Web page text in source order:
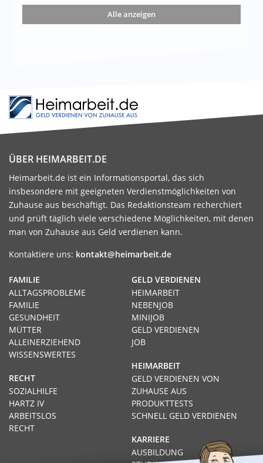
die 15 besten Möglichkeiten
Alle anzeigen
ÜBER HEIMARBEIT.DE
Heimarbeit.de ist ein Informationsportal, das sich
insbesondere mit geeigneten Verdienstmöglichkeiten von
Zuhause aus beschäftigt. Das Redaktionsteam recherchiert
und prüft täglich viele verschiedene Möglichkeiten, mit denen
man von Zuhause aus Geld verdienen kann.
Kontaktiere uns: kontakt@heimarbeit.de
GELD VERDIENEN
HEIMARBEIT
NEBENJOB
MINIJOB
GELD VERDIENEN
JOB
HEIMARBEIT
GELD VERDIENEN VON
ZUHAUSE AUS
PRODUKTTESTS
SCHNELL GELD VERDIENEN
KARRIERE
AUSBILDUNG
FAMILIE
ALLTAGSPROBLEME
FAMILIE
GESUNDHEIT
MÜTTER
ALLEINERZIEHEND
WISSENSWERTES
RECHT
SOZIALHILFE
HARTZ IV
ARBEITSLOS
RECHT